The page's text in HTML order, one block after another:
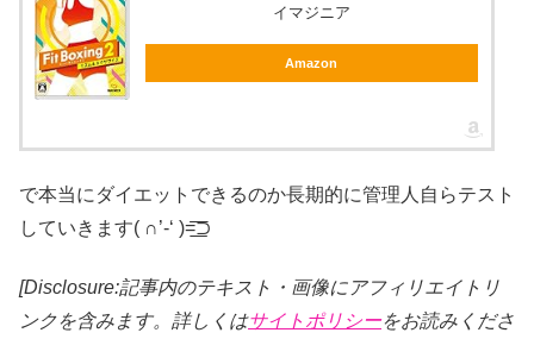
イマジニア
Amazon
で本当にダイエットできるのか長期的に管理人自らテスト
していきます( ∩’-‘ )=͟͟͞͞⊃
[Disclosure:記事内のテキスト・画像にアフィリエイトリ
ンクを含みます。詳しくはサイトポリシーをお読みくださ